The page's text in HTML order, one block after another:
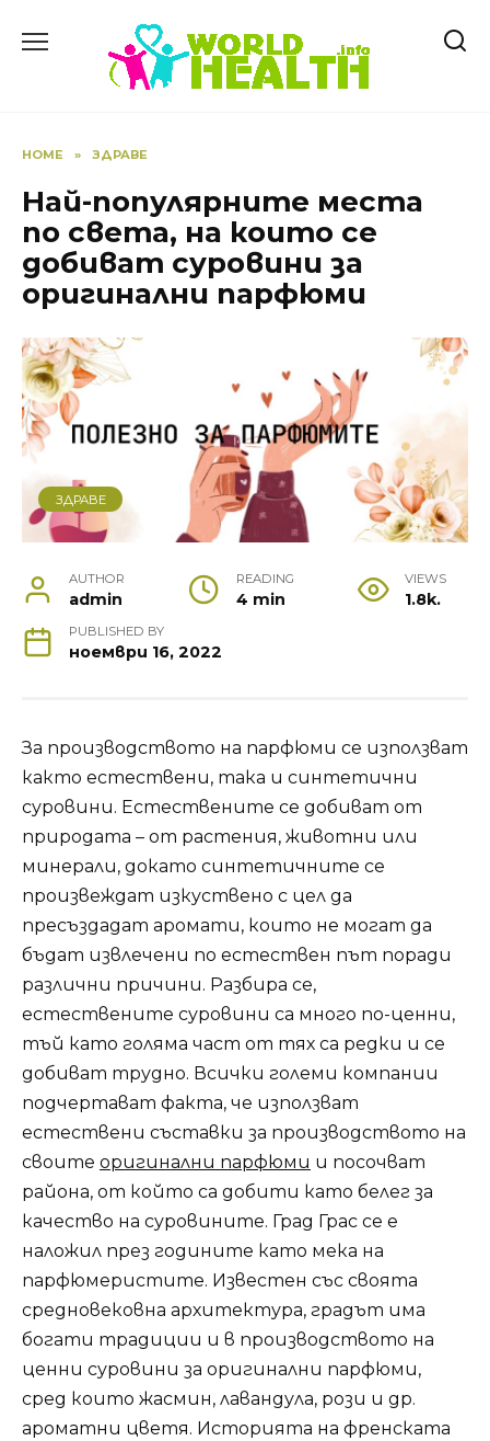
HOME » ЗДРАВЕ
Най-популярните места
по света, на които се
добиват суровини за
оригинални парфюми
ЗДРАВЕ
AUTHOR
admin
READING
4 min
VIEWS
1.8k.
PUBLISHED BY
ноември 16, 2022
За производството на парфюми се използват
както естествени, така и синтетични
суровини. Естествените се добиват от
природата – от растения, животни или
минерали, докато синтетичните се
произвеждат изкуствено с цел да
пресъздадат аромати, които не могат да
бъдат извлечени по естествен път поради
различни причини. Разбира се,
естествените суровини са много по-ценни,
тъй като голяма част от тях са редки и се
добиват трудно. Всички големи компании
подчертават факта, че използват
естествени съставки за производството на
своите оригинални парфюми и посочват
района, от който са добити като белег за
качество на суровините. Град Грас се е
наложил през годините като мека на
парфюмеристите. Известен със своята
средновековна архитектура, градът има
богати традиции и в производството на
ценни суровини за оригинални парфюми,
сред които жасмин, лавандула, рози и др.
ароматни цветя. Историята на френската